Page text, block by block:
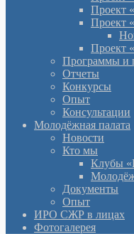
Проект
Проект
Проект
Программы и
Отчеты
Конкурсы
Опыт
Консультации
Молодёжная палата
Новости
Кто мы
Клубы
Документы
Опыт
ИРО СЖР в лицах
Фотогалерея